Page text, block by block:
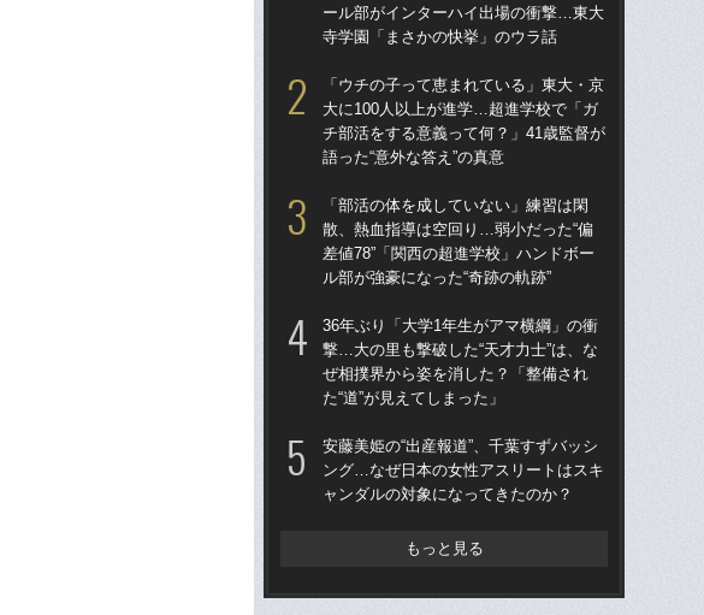
ール部がインターハイ出場の衝撃…東大
寺学園「まさかの快挙」のウラ話
「ウチの子って恵まれている」東大・京
大に100人以上が進学…超進学校で「ガ
チ部活をする意義って何？」41歳監督が
語った“意外な答え”の真意
「部活の体を成していない」練習は閑
散、熱血指導は空回り…弱小だった“偏
差値78”「関西の超進学校」ハンドボー
ル部が強豪になった“奇跡の軌跡”
36年ぶり「大学1年生がアマ横綱」の衝
撃…大の里も撃破した“天才力士”は、な
ぜ相撲界から姿を消した？「整備され
た“道”が見えてしまった」
安藤美姫の“出産報道”、千葉すずバッシ
ング…なぜ日本の女性アスリートはスキ
ャンダルの対象になってきたのか？
もっと見る